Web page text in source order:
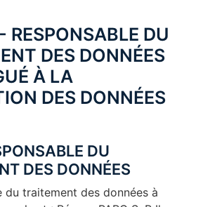
DU
DES DONNÉES
À LA
DES DONNÉES
DU
DES DONNÉES
du traitement des données à